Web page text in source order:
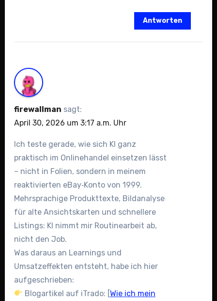
Antworten
firewallman sagt:
April 30, 2026 um 3:17 a.m. Uhr
Ich teste gerade, wie sich KI ganz
praktisch im Onlinehandel einsetzen lässt
– nicht in Folien, sondern in meinem
reaktivierten eBay‑Konto von 1999.
Mehrsprachige Produkttexte, Bildanalyse
für alte Ansichtskarten und schnellere
Listings: KI nimmt mir Routinearbeit ab,
nicht den Job.
Was daraus an Learnings und
Umsatzeffekten entsteht, habe ich hier
aufgeschrieben:
Blogartikel auf iTrado: [Wie ich mein